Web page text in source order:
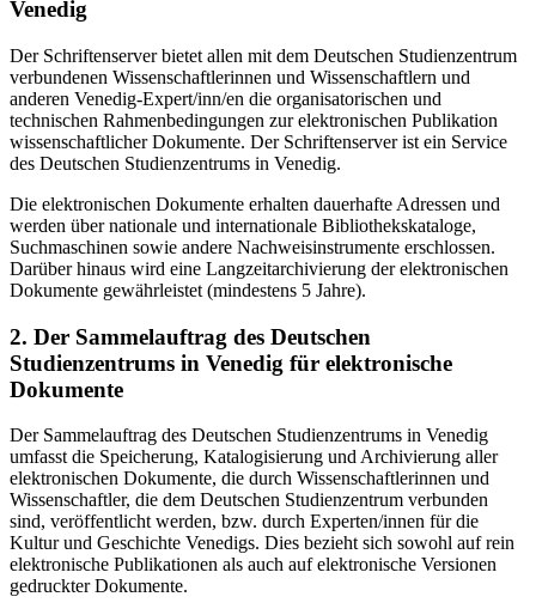
Venedig
Der Schriftenserver bietet allen mit dem Deutschen Studienzentrum
verbundenen Wissenschaftlerinnen und Wissenschaftlern und
anderen Venedig-Expert/inn/en die organisatorischen und
technischen Rahmenbedingungen zur elektronischen Publikation
wissenschaftlicher Dokumente. Der Schriftenserver ist ein Service
des Deutschen Studienzentrums in Venedig.
Die elektronischen Dokumente erhalten dauerhafte Adressen und
werden über nationale und internationale Bibliothekskataloge,
Suchmaschinen sowie andere Nachweisinstrumente erschlossen.
Darüber hinaus wird eine Langzeitarchivierung der elektronischen
Dokumente gewährleistet (mindestens 5 Jahre).
2. Der Sammelauftrag des Deutschen
Studienzentrums in Venedig für elektronische
Dokumente
Der Sammelauftrag des Deutschen Studienzentrums in Venedig
umfasst die Speicherung, Katalogisierung und Archivierung aller
elektronischen Dokumente, die durch Wissenschaftlerinnen und
Wissenschaftler, die dem Deutschen Studienzentrum verbunden
sind, veröffentlicht werden, bzw. durch Experten/innen für die
Kultur und Geschichte Venedigs. Dies bezieht sich sowohl auf rein
elektronische Publikationen als auch auf elektronische Versionen
gedruckter Dokumente.